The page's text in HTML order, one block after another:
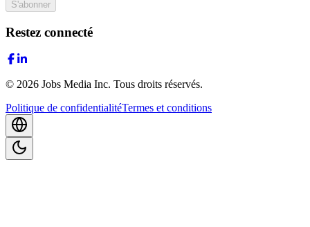
S'abonner
Restez connecté
© 2026 Jobs Media Inc. Tous droits réservés.
Politique de confidentialitéTermes et conditions